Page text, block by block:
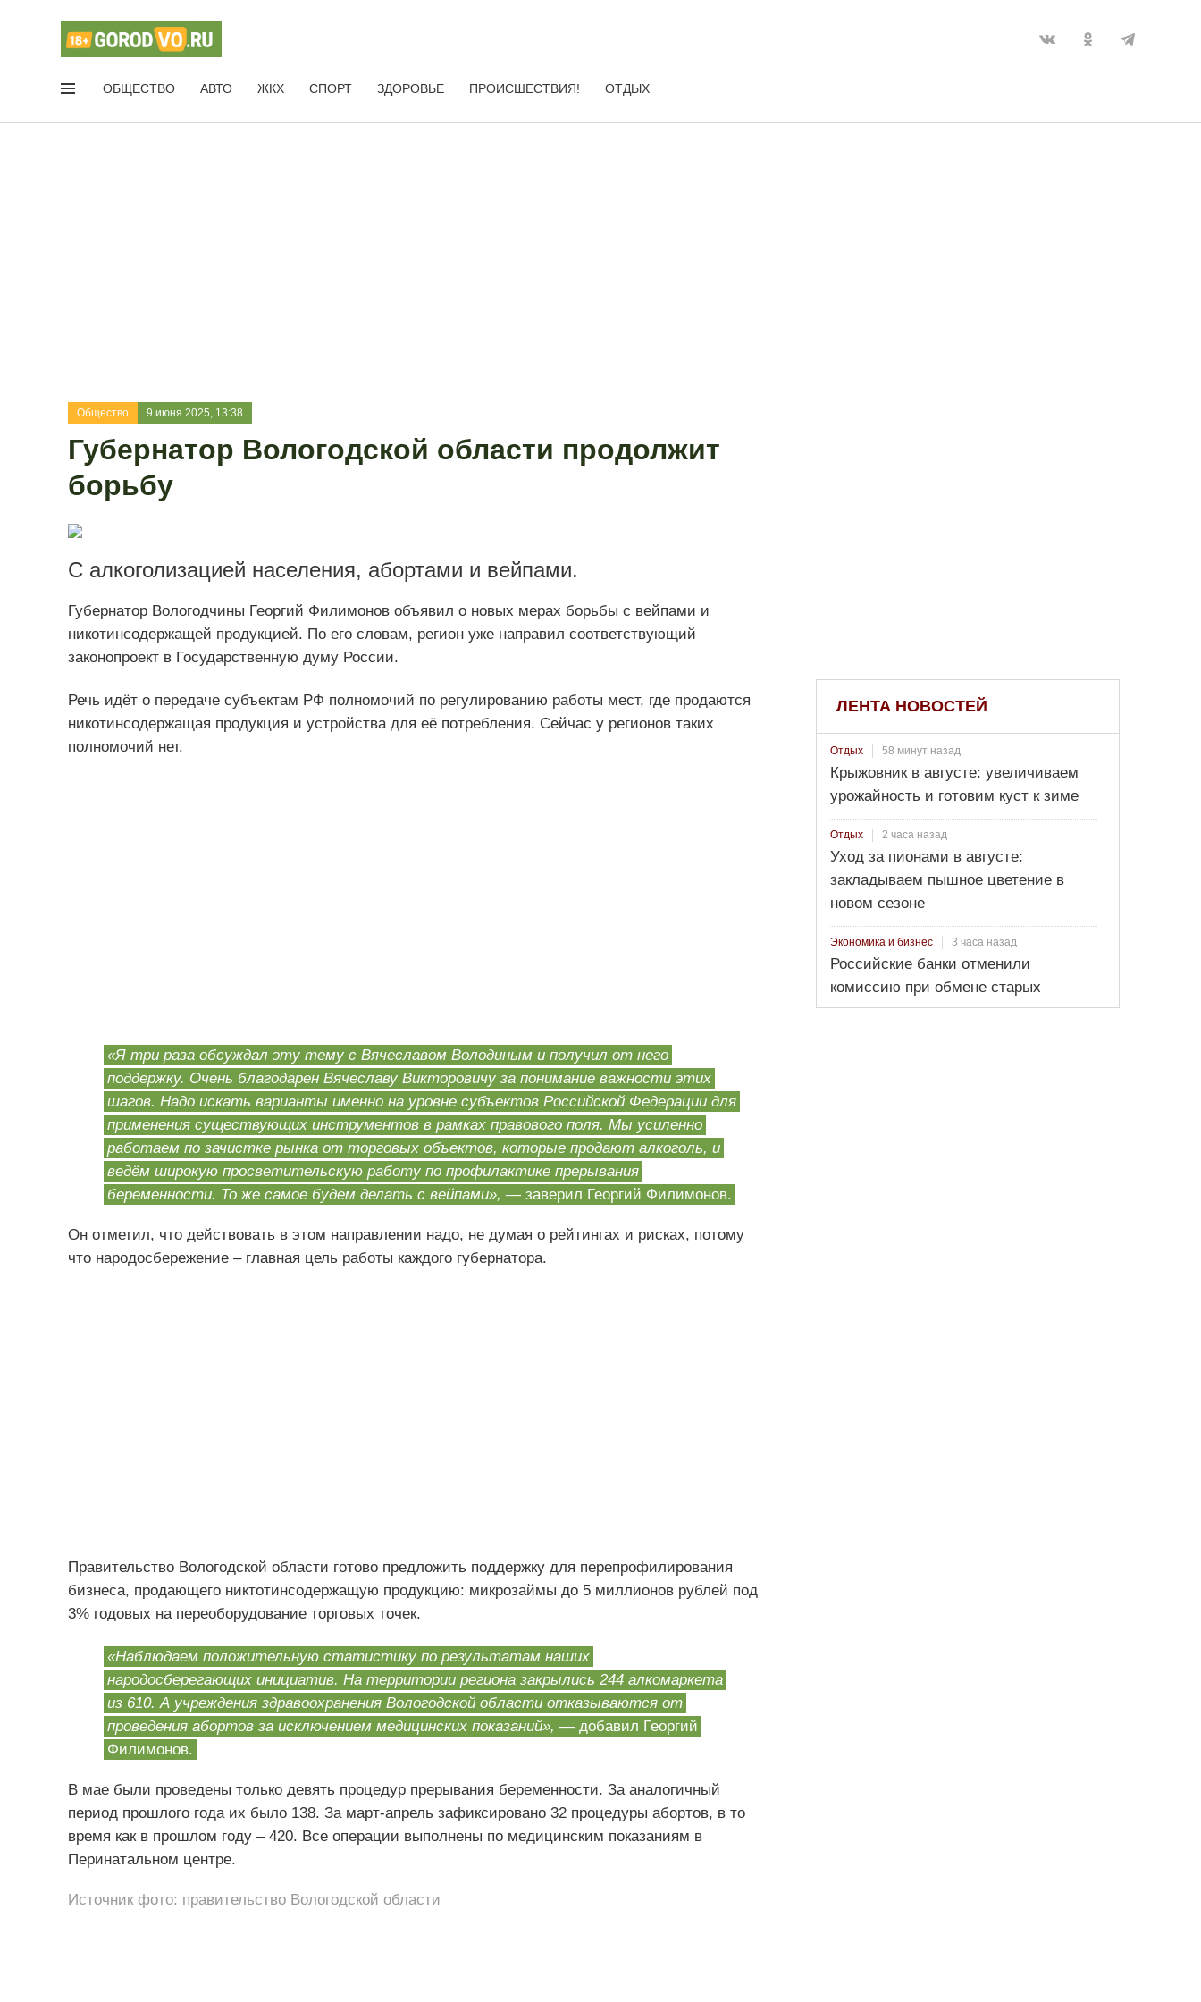
ОБЩЕСТВО АВТО ЖКХ СПОРТ ЗДОРОВЬЕ ПРОИСШЕСТВИЯ! ОТДЫХ
Общество 9 июня 2025, 13:38
Губернатор Вологодской области продолжит
борьбу
С алкоголизацией населения, абортами и вейпами.
Губернатор Вологодчины Георгий Филимонов объявил о новых мерах борьбы с вейпами и
никотинсодержащей продукцией. По его словам, регион уже направил соответствующий
законопроект в Государственную думу России.
Речь идёт о передаче субъектам РФ полномочий по регулированию работы мест, где продаются
никотинсодержащая продукция и устройства для её потребления. Сейчас у регионов таких
полномочий нет.
«Я три раза обсуждал эту тему с Вячеславом Володиным и получил от него
поддержку. Очень благодарен Вячеславу Викторовичу за понимание важности этих
шагов. Надо искать варианты именно на уровне субъектов Российской Федерации для
применения существующих инструментов в рамках правового поля. Мы усиленно
работаем по зачистке рынка от торговых объектов, которые продают алкоголь, и
ведём широкую просветительскую работу по профилактике прерывания
беременности. То же самое будем делать с вейпами», — заверил Георгий Филимонов.
Он отметил, что действовать в этом направлении надо, не думая о рейтингах и рисках, потому
что народосбережение – главная цель работы каждого губернатора.
Правительство Вологодской области готово предложить поддержку для перепрофилирования
бизнеса, продающего никтотинсодержащую продукцию: микрозаймы до 5 миллионов рублей под
3% годовых на переоборудование торговых точек.
«Наблюдаем положительную статистику по результатам наших
народосберегающих инициатив. На территории региона закрылись 244 алкомаркета
из 610. А учреждения здравоохранения Вологодской области отказываются от
проведения абортов за исключением медицинских показаний», — добавил Георгий
Филимонов.
В мае были проведены только девять процедур прерывания беременности. За аналогичный
период прошлого года их было 138. За март-апрель зафиксировано 32 процедуры абортов, в то
время как в прошлом году – 420. Все операции выполнены по медицинским показаниям в
Перинатальном центре.
Источник фото: правительство Вологодской области
ЛЕНТА НОВОСТЕЙ
Отдых 58 минут назад
Крыжовник в августе: увеличиваем
урожайность и готовим куст к зиме
Отдых 2 часа назад
Уход за пионами в августе:
закладываем пышное цветение в
новом сезоне
Экономика и бизнес 3 часа назад
Российские банки отменили
комиссию при обмене старых
долларов